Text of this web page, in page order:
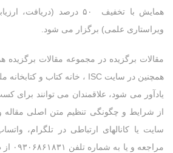
همایش با تخفیف ۵۰ درصد
ویراستاری علمی) برگزار می شود.
مقالات برگزیده در مجموعه مقالات
همچنین در سایت ISC ، خانه کتاب و کتابخانه ملی، نمایه می شود.
یادآور می شود، علاقمندان می توانند برای
از شرایط و چگونگی تنظیم متن اصلی مقاله
سایت یا کانالهای ارتباطی در تلگرام،